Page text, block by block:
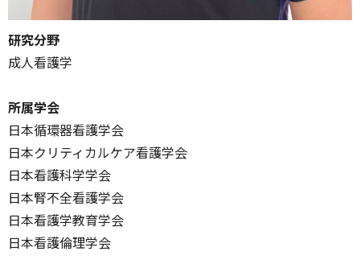
研究分野
成人看護学
所属学会
日本循環器看護学会
日本クリティカルケア看護学会
日本看護科学学会
日本腎不全看護学会
日本看護学教育学会
日本看護倫理学会